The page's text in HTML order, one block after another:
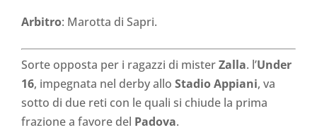
Arbitro: Marotta di Sapri.
Sorte opposta per i ragazzi di misterZalla. l’Under
16, impegnata nel derby allo Stadio Appiani, va
sotto di due reti con le quali si chiude la prima
frazione a favore del Padova.